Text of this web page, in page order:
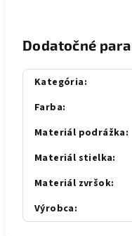
Dodatočné
Kategória:
Farba:
Materiál podrážka:
Materiál stielka:
Materiál zvršok:
Výrobca: